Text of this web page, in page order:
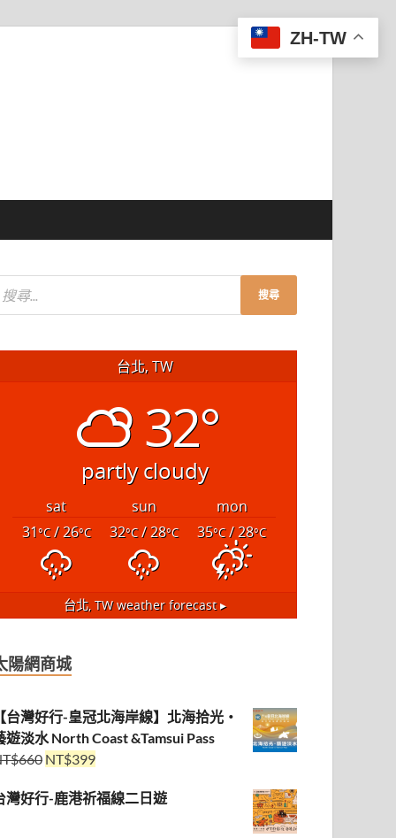
台北, TW
32°
partly cloudy
sat sun
mon
31°C/ 26°C 32°C/ 28°C 35°C/ 28°C
台北, TWweather forecast ▸
陽網商城
台灣好行-皇冠北海岸線】北海拾光・
遊淡水 North Coast &Tamsui Pass
660 NT$399
灣好行-鹿港祈福線二日遊
ZH-TW